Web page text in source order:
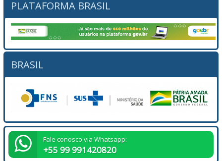
PLATAFORMA BRASIL
BRASIL
Fale conosco via Whatsapp:
+55 99 991420820